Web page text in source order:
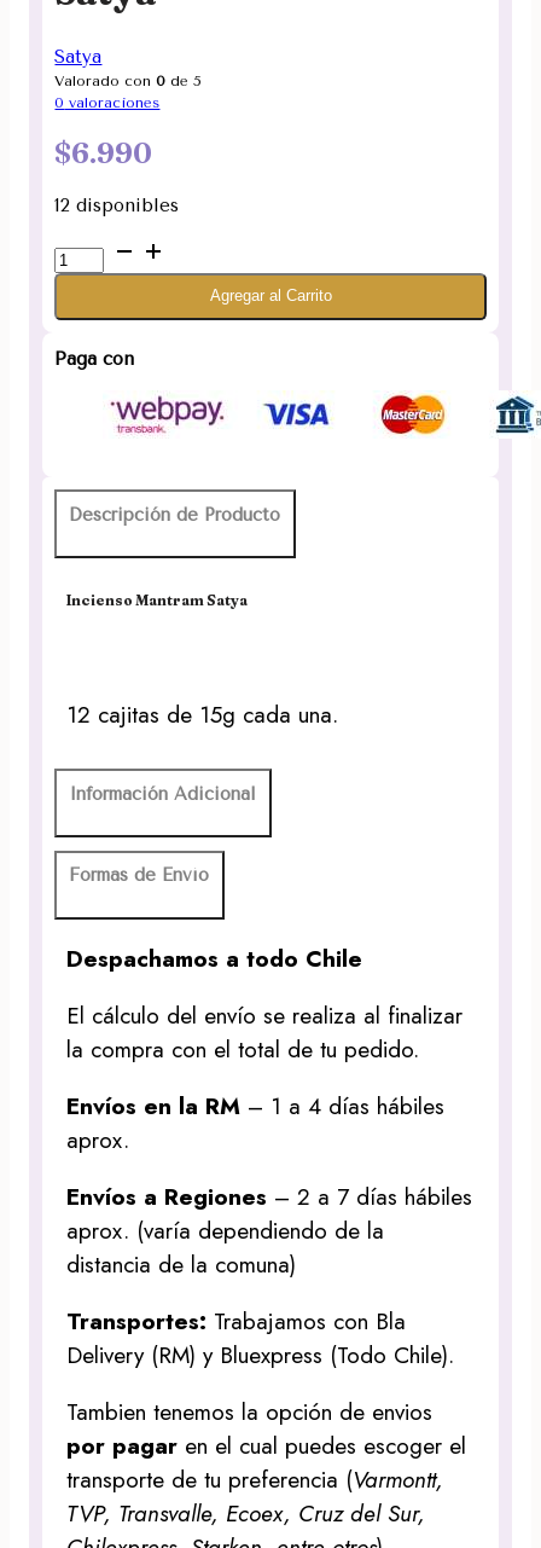
Satya
Valorado con0 de 5
0 valoraciones
$6.990
12 disponibles
Incienso
Mantram
Agregar al Carrito
Paga con
Descripción de Producto
Incienso Mantram Satya
12 cajitas de 15g cada una.
Información Adicional
Formas de Envío
Despachamos a todo Chile
El cálculo del envío se realiza al finalizar
la compra con el total de tu pedido.
Envíos en la RM – 1 a 4 días hábiles
aprox.
Envíos a Regiones – 2 a 7 días hábiles
aprox. (varía dependiendo de la
distancia de la comuna)
Transportes: Trabajamos con Bla
Delivery (RM) y Bluexpress (Todo Chile).
Tambien tenemos la opción de envios
por pagar en el cual puedes escoger el
transporte de tu preferencia (Varmontt,
TVP, Transvalle, Ecoex, Cruz del Sur,